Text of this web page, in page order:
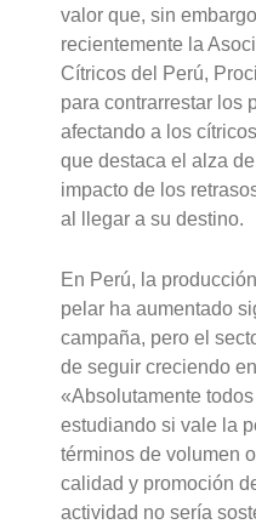
valor que, sin
recientemente la
Cítricos del Perú,
para contrarrestar los
afectando a los
que destaca el alza
impacto de los
al llegar a su destino.
En Perú, la
pelar ha aumentado
campaña, pero el
de seguir creciendo
«Absolutamente
estudiando si vale la
términos de volumen
calidad y promoción
actividad no sería